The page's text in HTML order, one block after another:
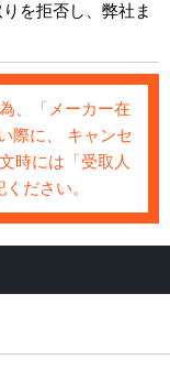
を拒否し、弊社ま
、「メーカー在
際に、 キャンセ
時には「受取人
ださい。